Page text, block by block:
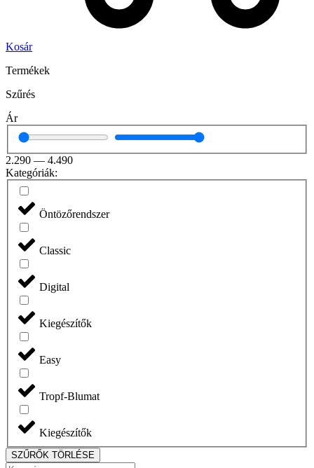
Kosár
Termékek
Szűrés
Ár
2.290 — 4.490
Kategóriák:
Öntözőrendszer
Classic
Digital
Kiegészítők
Easy
Tropf-Blumat
Kiegészítők
SZŰRŐK TÖRLÉSE